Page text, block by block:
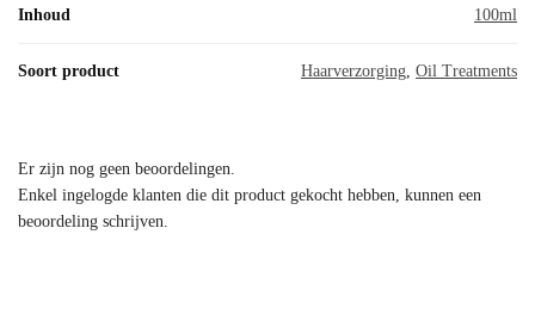
Inhoud 100ml
Soort product Haarverzorging, Oil Treatments
Er zijn nog geen beoordelingen.
Enkel ingelogde klanten die dit product gekocht hebben, kunnen een
beoordeling schrijven.